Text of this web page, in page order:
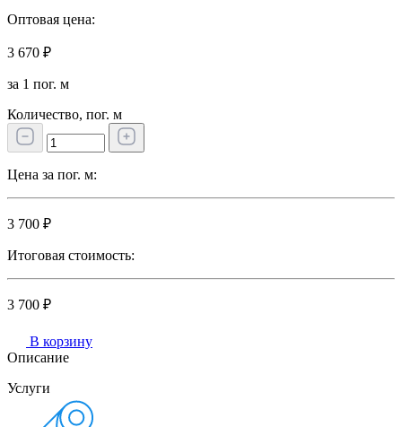
Оптовая цена:
3 670 ₽
за 1 пог. м
Количество, пог. м
Цена за пог. м:
3 700 ₽
Итоговая стоимость:
3 700 ₽
В корзину
Описание
Услуги